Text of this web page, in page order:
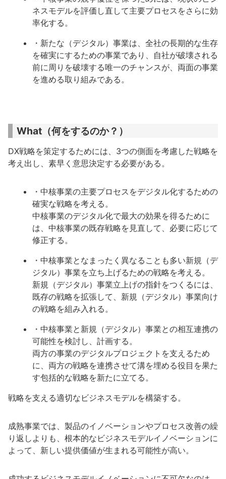
ネスモデルを評価し直して主要プロセスをさらに効
率化する。
・新たな（デジタル）事業は、全社の長期的な生存
を確実にするための事業であり、自社が破壊される
前に周りを破壊する唯一のチャンスが、両面の事業
を進める取り組みである。
What（何をするのか？）
DX戦略を策定するためには、3つの側面を考慮した戦略を
考え出し、素早く意思決定する必要がある。
・中核事業の主要プロセスをデジタル化するための
確実な戦略を考える。
中核事業のデジタル化で最大の効果を得るために
は、中核事業の既存戦略を見直して、必要に応じて
修正する。
・中核事業となまったく異なることも多い新規（デ
ジタル）事業を立ち上げるための戦略を考える。
新規（デジタル）事業立上げの指針をつくるには、
既存の戦略を拡張して、新規（デジタル）事業向け
の戦略を組み入れる。
・中核事業と新規（デジタル）事業との相互連携の
可能性を検討し、計画する。
両方の事業のデジタルプロジェクトを支えるため
に、両方の戦略を連携させて溝を埋める役目を果た
す包括的な戦略を新たに立てる。
戦略を支える適切なビジネスモデルを構築する。
成熟事業では、製品のイノベーションやプロセス改善の繰
り返しよりも、根本的なビジネスモデルイノベーションに
よって、新しい提供価値が生まれる可能性が高い。